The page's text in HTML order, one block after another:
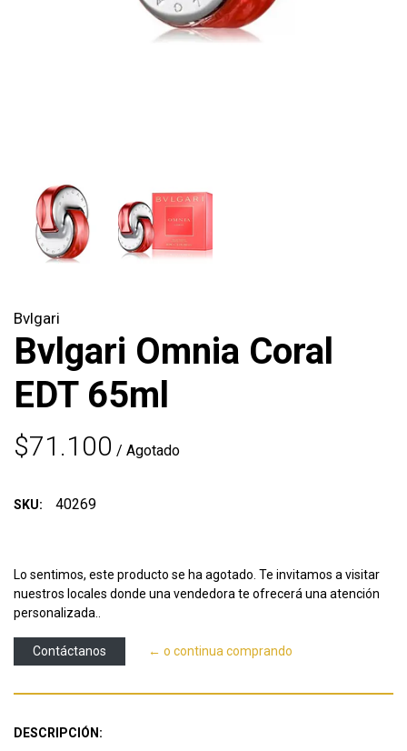
Bvlgari
Bvlgari Omnia Coral
EDT 65ml
$71.100 / Agotado
SKU: 40269
Lo sentimos, este producto se ha agotado. Te invitamos a visitar
nuestros locales donde una vendedora te ofrecerá una atención
personalizada..
Contáctanos ← o continua comprando
DESCRIPCIÓN: